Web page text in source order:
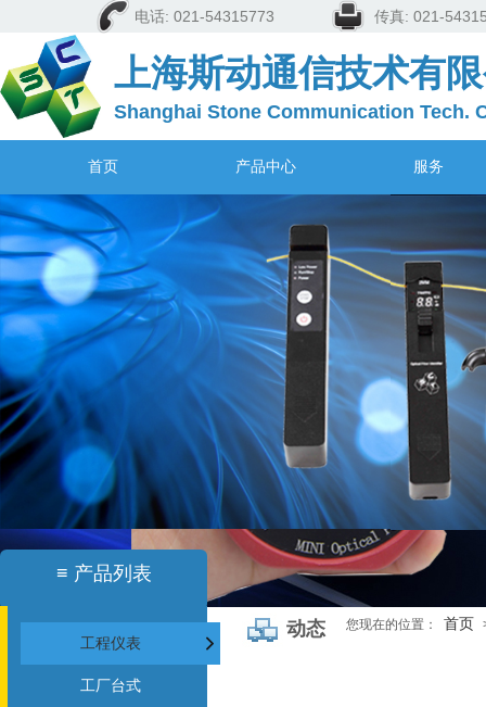
电话: 021-54315773 传真:
上海斯动通信技术有
Shanghai Stone Communication Tech.
首页 产品中心 服务
≡ 产品列表
工程仪表
工厂台式
您现在的位置： 首页
动态